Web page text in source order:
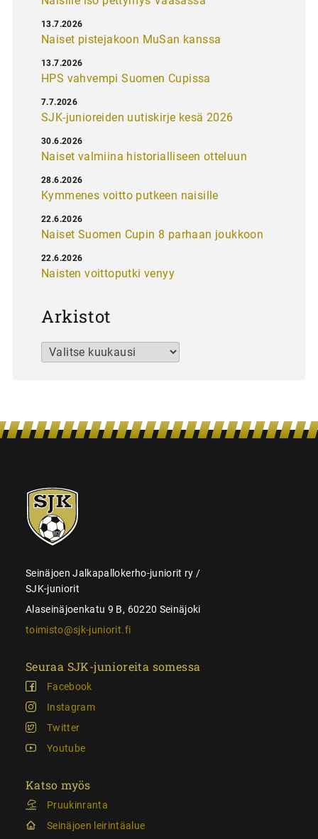
Naiset pistejakoon MuSan kanssa
13.7.2026
HPS vahvempi Suomen Cupissa
13.7.2026
SJK-junioreiden uutiskirje kesä 2026
7.7.2026
Naiset valmiina historialliseen otteluun
30.6.2026
Kymmenes voitto putkeen naisille
28.6.2026
Naiset Suomen Cupin 8 parhaan joukkoon
22.6.2026
Naisten voittoputki venyy
22.6.2026
Arkistot
Arkistot
SJK-
juniorit
Seinäjoen Jalkapallokerho-juniorit ry /
SJK-juniorit
Alaseinäjoenkatu 9 B, 60220 Seinäjoki
toimisto@sjk-juniorit.fi
Seuraa SJK-junioreita somessa
Facebook
Instagram
Twitter
Youtube
Katso myös
Pruukinranta
Seinäjoen leirintäalue